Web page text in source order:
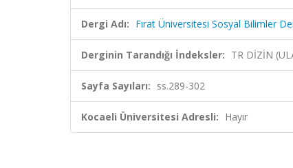
Dergi Adı: Fırat Üniversitesi Sosyal Bilimler
Derginin Tarandığı İndeksler: TR DİZİN
Sayfa Sayıları: ss.289-302
Kocaeli Üniversitesi Adresli: Hayır